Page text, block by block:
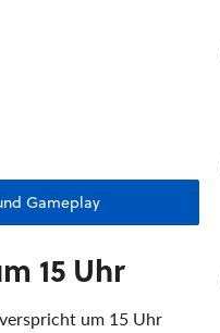
Gameplay
15 Uhr
um 15 Uhr